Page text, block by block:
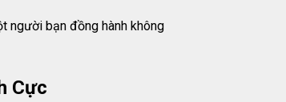
người bạn đồng hành không
Cực